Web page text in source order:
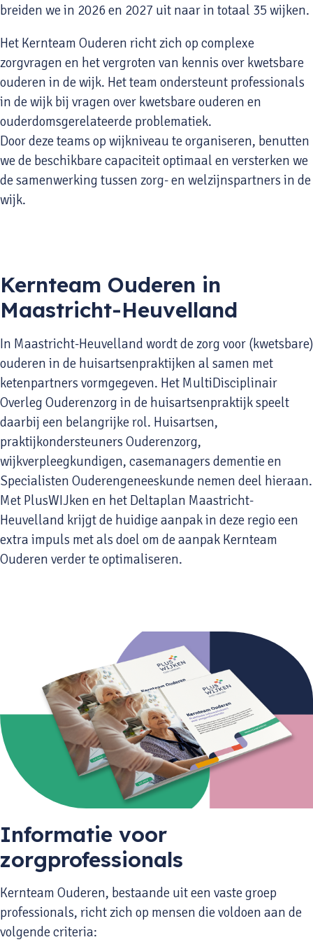
breiden we in 2026 en 2027 uit naar in totaal 35 wijken.
Het Kernteam Ouderen richt zich op complexe
zorgvragen en het vergroten van kennis over kwetsbare
ouderen in de wijk. Het team ondersteunt professionals
in de wijk bij vragen over kwetsbare ouderen en
ouderdomsgerelateerde problematiek.
Door deze teams op wijkniveau te organiseren, benutten
we de beschikbare capaciteit optimaal en versterken we
de samenwerking tussen zorg- en welzijnspartners in de
wijk.
Kernteam Ouderen in
Maastricht-Heuvelland
In Maastricht-Heuvelland wordt de zorg voor (kwetsbare)
ouderen in de huisartsenpraktijken al samen met
ketenpartners vormgegeven. Het MultiDisciplinair
Overleg Ouderenzorg in de huisartsenpraktijk speelt
daarbij een belangrijke rol. Huisartsen,
praktijkondersteuners Ouderenzorg,
wijkverpleegkundigen, casemanagers dementie en
Specialisten Ouderengeneeskunde nemen deel hieraan.
Met PlusWIJken en het Deltaplan Maastricht-
Heuvelland krijgt de huidige aanpak in deze regio een
extra impuls met als doel om de aanpak Kernteam
Ouderen verder te optimaliseren.
Informatie voor
zorgprofessionals
Kernteam Ouderen, bestaande uit een vaste groep
professionals, richt zich op mensen die voldoen aan de
volgende criteria: